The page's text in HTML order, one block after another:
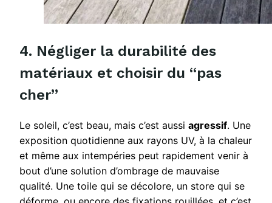
4. Négliger la durabilité des
matériaux et choisir du “pas
cher”
Le soleil, c’est beau, mais c’est aussi agressif. Une
exposition quotidienne aux rayons UV, à la chaleur
et même aux intempéries peut rapidement venir à
bout d’une solution d’ombrage de mauvaise
qualité. Une toile qui se décolore, un store qui se